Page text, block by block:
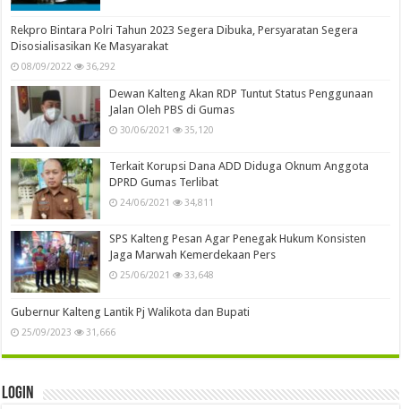
Rekpro Bintara Polri Tahun 2023 Segera Dibuka, Persyaratan Segera
Disosialisasikan Ke Masyarakat
08/09/2022 36,292
Dewan Kalteng Akan RDP Tuntut Status Penggunaan
Jalan Oleh PBS di Gumas
30/06/2021 35,120
Terkait Korupsi Dana ADD Diduga Oknum Anggota
DPRD Gumas Terlibat
24/06/2021 34,811
SPS Kalteng Pesan Agar Penegak Hukum Konsisten
Jaga Marwah Kemerdekaan Pers
25/06/2021 33,648
Gubernur Kalteng Lantik Pj Walikota dan Bupati
25/09/2023 31,666
Login